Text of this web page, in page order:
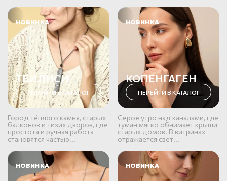
НОВИНКА
ТБИЛИСИ
ПЕРЕЙТИ В КАТАЛОГ
Город тёплого камня, старых
балконов и тихих дворов, где
простота и ручная работа
становятся частью...
НОВИНКА
КОПЕНГАГЕН
ПЕРЕЙТИ В КАТАЛОГ
Серое утро над каналами, где
туман мягко обнимает крыши
старых домов. В витринах
отражается свет...
НОВИНКА НОВИНКА